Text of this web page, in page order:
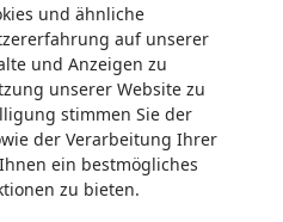
und ähnliche
auf unserer
und Anzeigen zu
unserer Website zu
stimmen Sie der
der Verarbeitung Ihrer
ein bestmögliches
zu bieten.
Sandfilteranlage & Pool-
bis 468,99€)
Technik KGT Beete &